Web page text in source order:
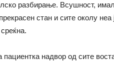
разбирање. Всушност,
стан и сите околу неа
пациентка надвор од сите